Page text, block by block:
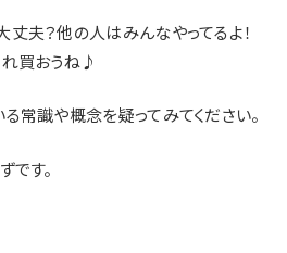
夫？他の人はみんなやってるよ！
買おうね♪
常識や概念を疑ってみてください。
です。